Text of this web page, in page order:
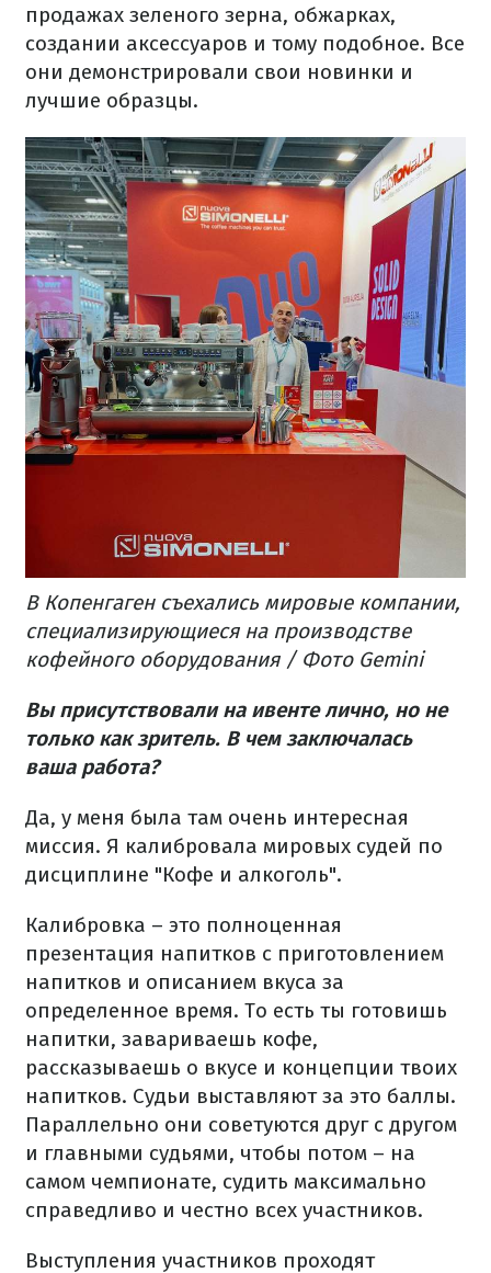
продажах зеленого зерна, обжарках,
создании аксессуаров и тому подобное. Все
они демонстрировали свои новинки и
лучшие образцы.
В Копенгаген съехались мировые компании,
специализирующиеся на производстве
кофейного оборудования / Фото Gemini
Вы присутствовали на ивенте лично, но не
только как зритель. В чем заключалась
ваша работа?
Да, у меня была там очень интересная
миссия. Я калибровала мировых судей по
дисциплине "Кофе и алкоголь".
Калибровка – это полноценная
презентация напитков с приготовлением
напитков и описанием вкуса за
определенное время. То есть ты готовишь
напитки, завариваешь кофе,
рассказываешь о вкусе и концепции твоих
напитков. Судьи выставляют за это баллы.
Параллельно они советуются друг с другом
и главными судьями, чтобы потом – на
самом чемпионате, судить максимально
справедливо и честно всех участников.
Выступления участников проходят